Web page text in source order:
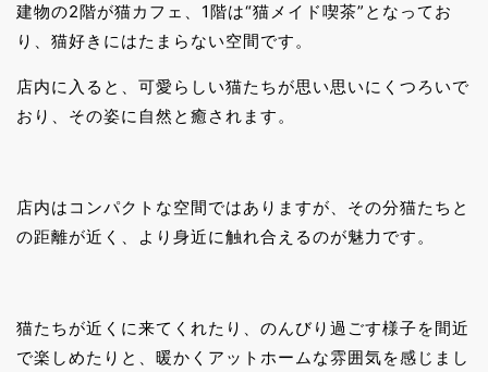
建物の2階が猫カフェ、1階は“猫メイド喫茶”となってお
り、猫好きにはたまらない空間です。
店内に入ると、可愛らしい猫たちが思い思いにくつろいで
おり、その姿に自然と癒されます。
店内はコンパクトな空間ではありますが、その分猫たちと
の距離が近く、より身近に触れ合えるのが魅力です。
猫たちが近くに来てくれたり、のんびり過ごす様子を間近
で楽しめたりと、暖かくアットホームな雰囲気を感じまし